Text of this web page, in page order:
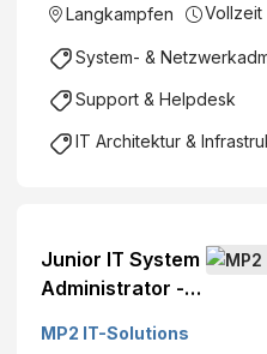
Langkampfen Vollzeit
System- &
Support & Helpdesk
IT Architektur &
Junior IT System
Administrator -
(m/w/d), Wien,
MP2 IT-Solutions